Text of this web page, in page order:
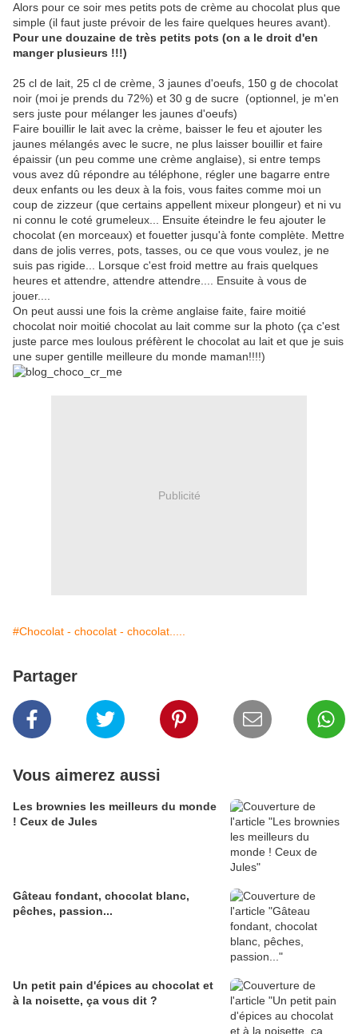
Alors pour ce soir mes petits pots de crème au chocolat plus que
simple (il faut juste prévoir de les faire quelques heures avant).
Pour une douzaine de très petits pots (on a le droit d'en
manger plusieurs !!!)
25 cl de lait, 25 cl de crème, 3 jaunes d'oeufs, 150 g de chocolat
noir (moi je prends du 72%) et 30 g de sucre (optionnel, je m'en
sers juste pour mélanger les jaunes d'oeufs)
Faire bouillir le lait avec la crème, baisser le feu et ajouter les
jaunes mélangés avec le sucre, ne plus laisser bouillir et faire
épaissir (un peu comme une crème anglaise), si entre temps
vous avez dû répondre au téléphone, régler une bagarre entre
deux enfants ou les deux à la fois, vous faites comme moi un
coup de zizzeur (que certains appellent mixeur plongeur) et ni vu
ni connu le coté grumeleux... Ensuite éteindre le feu ajouter le
chocolat (en morceaux) et fouetter jusqu'à fonte complète. Mettre
dans de jolis verres, pots, tasses, ou ce que vous voulez, je ne
suis pas rigide... Lorsque c'est froid mettre au frais quelques
heures et attendre, attendre attendre.... Ensuite à vous de
jouer....
On peut aussi une fois la crème anglaise faite, faire moitié
chocolat noir moitié chocolat au lait comme sur la photo (ça c'est
juste parce mes loulous préfèrent le chocolat au lait et que je suis
une super gentille meilleure du monde maman!!!!)
Publicité
#Chocolat - chocolat - chocolat.....
Partager
Vous aimerez aussi
Les brownies les meilleurs du monde
! Ceux de Jules
Gâteau fondant, chocolat blanc,
pêches, passion...
Un petit pain d'épices au chocolat et
à la noisette, ça vous dit ?